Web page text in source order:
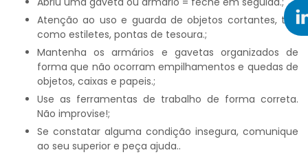
Atenção ao uso e guarda de objetos cortantes, tais
como estiletes, pontas de tesoura.;
Mantenha os armários e gavetas organizados de
forma que não ocorram empilhamentos e quedas de
objetos, caixas e papeis.;
Use as ferramentas de trabalho de forma correta.
Não improvise!;
Se constatar alguma condição insegura, comunique
ao seu superior e peça ajuda..